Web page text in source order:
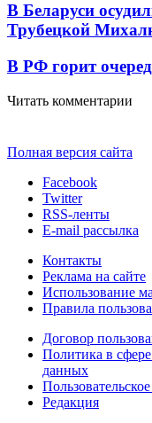
В Беларуси
Трубецкой
В РФ горит
Читать комментарии
Полная версия сайта
Facebook
Twitter
RSS-ленты
E-mail рассылка
Контакты
Реклама на сайте
Использование
Правила
Договор
Политика в
данных
Редакция